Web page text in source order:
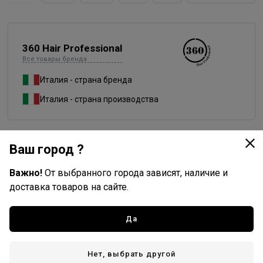
360 Hair Professional
Все товары бренда
Италия - страна бренда
Италия - страна производства
Доставка
Стоимость и способы доставки будут доступны при
оформлении заказа.
Описание
Бренд 360 разработал краску для волос, в палитре
Ваш город ?
Важно! От выбранного города зависят, наличие и
доставка товаров на сайте.
Да
Нет, выбрать другой